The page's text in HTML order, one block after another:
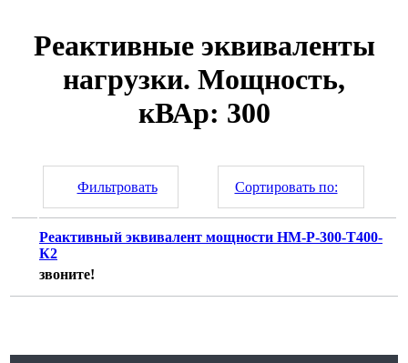
Реактивные эквиваленты
нагрузки. Мощность,
кВАр: 300
Фильтровать Сортировать по:
Реактивный эквивалент мощности НМ-Р-300-Т400-
К2
звоните!